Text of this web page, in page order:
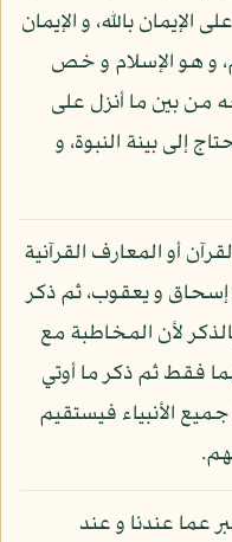
بالله، و الإيمان
و هو الإسلام و خص
من بين ما أنزل على
إلى بينة النبوة، و
أو المعارف القرآنية
إسحاق و يعقوب، ثم ذكر
لأن المخاطبة مع
فقط ثم ذكر ما أوتي
الأنبياء فيستقيم
عما عندنا و عند